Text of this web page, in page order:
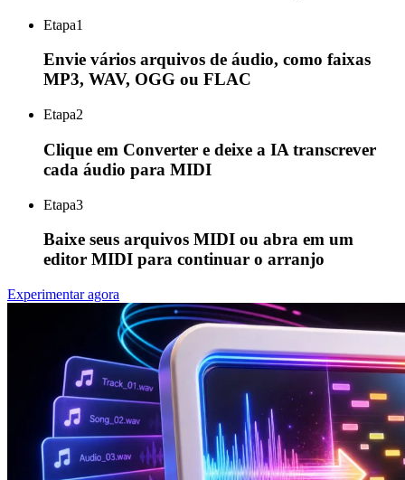
Etapa1
Envie vários arquivos de áudio, como faixas
MP3, WAV, OGG ou FLAC
Etapa2
Clique em Converter e deixe a IA transcrever
cada áudio para MIDI
Etapa3
Baixe seus arquivos MIDI ou abra em um
editor MIDI para continuar o arranjo
Experimentar agora